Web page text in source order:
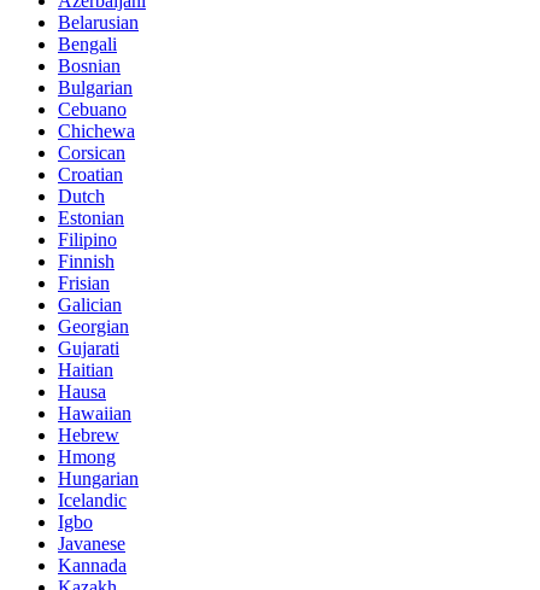
Belarusian
Bengali
Bosnian
Bulgarian
Cebuano
Chichewa
Corsican
Croatian
Dutch
Estonian
Filipino
Finnish
Frisian
Galician
Georgian
Gujarati
Haitian
Hausa
Hawaiian
Hebrew
Hmong
Hungarian
Icelandic
Igbo
Javanese
Kannada